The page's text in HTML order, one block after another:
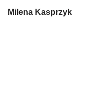
Milena Kasprzyk